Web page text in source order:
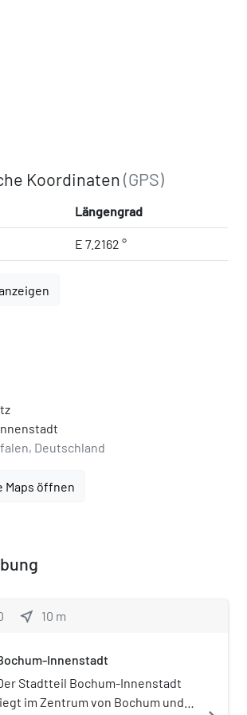
Koordinaten(GPS)
Längengrad
E 7.2162 °
Deutschland
Maps öffnen
near_me 10 m
Innenstadt
Stadtteil Bochum-Innenstadt
im Zentrum von Bochum und